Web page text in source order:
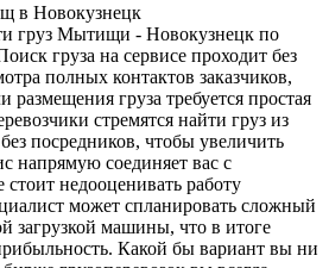
Новокузнецк
груз Мытищи - Новокузнецк по
груза на сервисе проходит без
полных контактов заказчиков,
груза требуется простая
стремятся найти груз из
посредников, чтобы увеличить
напрямую соединяет вас с
недооценивать работу
может спланировать сложный
загрузкой машины, что в итоге
Какой бы вариант вы ни